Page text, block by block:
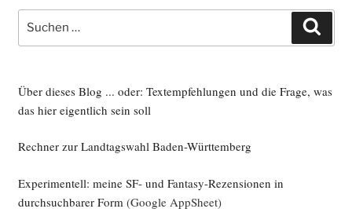
Suche
nach:
Über dieses Blog ... oder: Textempfehlungen und die Frage, was
das hier eigentlich sein soll
Rechner zur Landtagswahl Baden-Württemberg
Experimentell: meine SF- und Fantasy-Rezensionen in
durchsuchbarer Form (Google AppSheet)